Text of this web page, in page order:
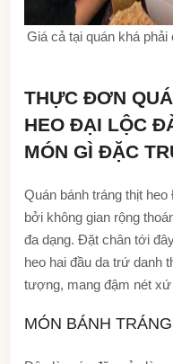
Giá cả tại quán khá
THỰC ĐƠN
HEO ĐẠI LỘC
MÓN GÌ ĐẶC
Quán bánh tráng thịt
bởi không gian rộng
đa dạng. Đặt chân tới
heo hai đầu da trứ danh
tượng, mang đậm nét xứ
MÓN BÁNH